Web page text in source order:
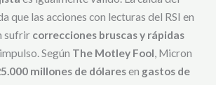
que las acciones con lecturas del RSI en
sufrir correcciones bruscas y rápidas
Según The Motley Fool, Micron
millones de dólaresen gastos de